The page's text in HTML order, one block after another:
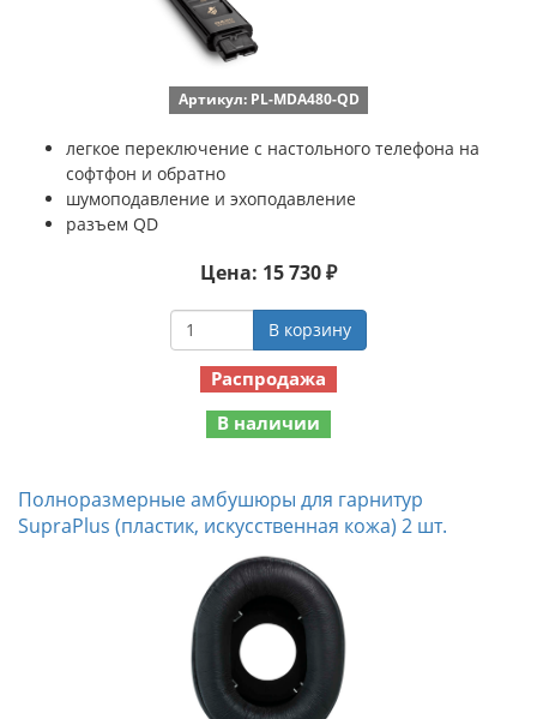
Артикул: PL-MDA480-QD
легкое переключение с настольного телефона на
софтфон и обратно
шумоподавление и эхоподавление
разъем QD
Цена: 15 730 ₽
В корзину
Распродажа
В наличии
Полноразмерные амбушюры для гарнитур
SupraPlus (пластик, искусственная кожа) 2 шт.